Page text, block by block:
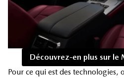
Découvrez-en plus sur le
Pour ce qui est des technologies,